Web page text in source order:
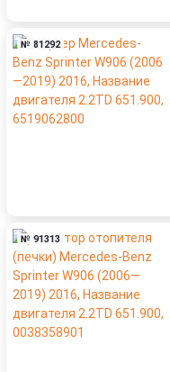
№ 81292
№ 91313